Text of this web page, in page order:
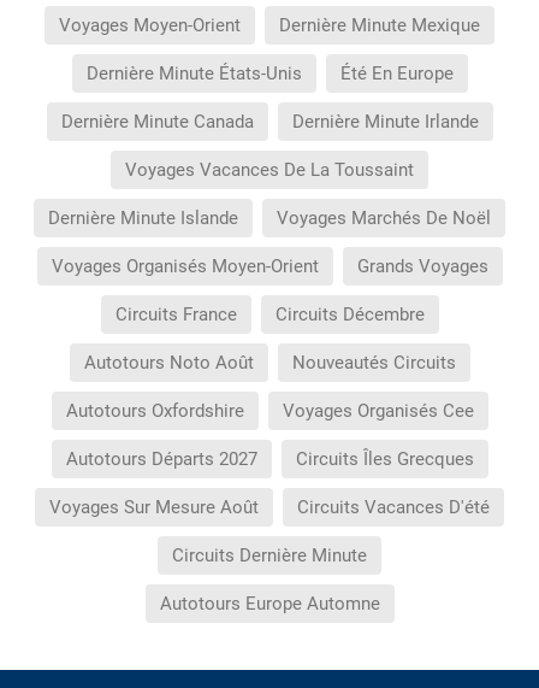
Voyages Moyen-Orient Dernière Minute Mexique
Dernière Minute États-Unis Été En Europe
Dernière Minute Canada Dernière Minute Irlande
Voyages Vacances De La Toussaint
Dernière Minute Islande Voyages Marchés De Noël
Voyages Organisés Moyen-Orient Grands Voyages
Circuits France Circuits Décembre
Autotours Noto Août Nouveautés Circuits
Autotours Oxfordshire Voyages Organisés Cee
Autotours Départs 2027 Circuits Îles Grecques
Voyages Sur Mesure Août Circuits Vacances D'été
Circuits Dernière Minute
Autotours Europe Automne